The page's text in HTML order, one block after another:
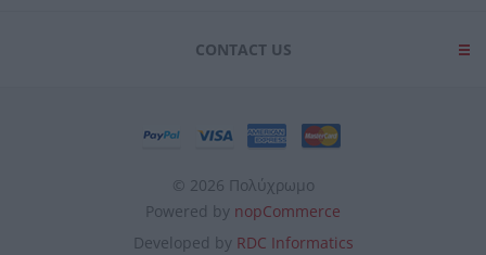
CONTACT US
© 2026 Πολύχρωμο
Powered by nopCommerce
Developed by RDC Informatics